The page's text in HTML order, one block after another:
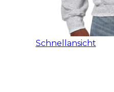
Schnellansicht